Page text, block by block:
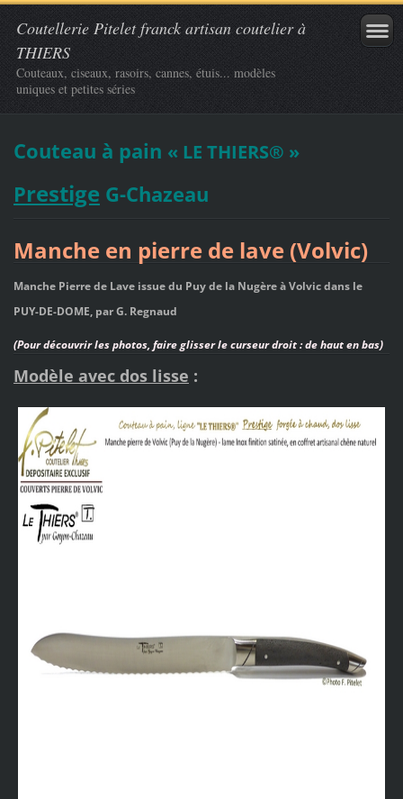
Coutellerie Pitelet franck artisan coutelier à
THIERS
Couteaux, ciseaux, rasoirs, cannes, étuis... modèles
uniques et petites séries
Couteau à pain « LE THIERS® »
Prestige G-Chazeau
Manche en pierre de lave (Volvic)
Manche Pierre de Lave issue du Puy de la Nugère à Volvic dans le
PUY-DE-DOME,par G. Regnaud
(Pour découvrir les photos, faire glisser le curseur droit : de haut en bas)
Modèle avec dos lisse :